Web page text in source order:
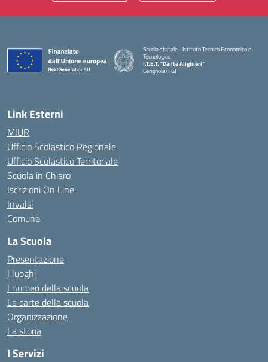
Scuola statale - Istituto Tecnico Economico e
Tecnologico
I.T.E.T. "Dante Alighieri"
Cerignola (FG)
— Visita la pagina iniziale della scuola
Link Esterni
MIUR
Ufficio Scolastico Regionale
Ufficio Scolastico Territoriale
Scuola in Chiaro
Iscrizioni On Line
Invalsi
Comune
La Scuola
Presentazione
I luoghi
I numeri della scuola
Le carte della scuola
Organizzazione
La storia
I Servizi